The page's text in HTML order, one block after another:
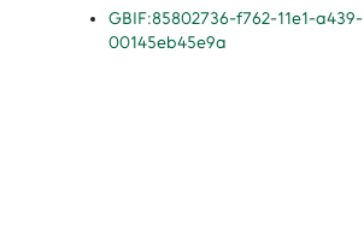
GBIF:85802736-f762-11e1-a439-
00145eb45e9a